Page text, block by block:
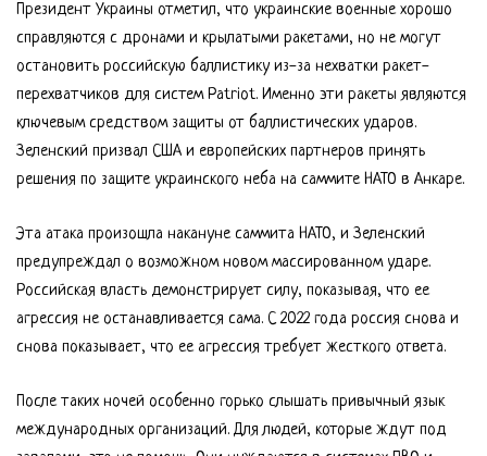
Президент Украины отметил, что украинские военные хорошо
справляются с дронами и крылатыми ракетами, но не могут
остановить российскую баллистику из-за нехватки ракет-
перехватчиков для систем Patriot. Именно эти ракеты являются
ключевым средством защиты от баллистических ударов.
Зеленский призвал США и европейских партнеров принять
решения по защите украинского неба на саммите НАТО в Анкаре.
Эта атака произошла накануне саммита НАТО, и Зеленский
предупреждал о возможном новом массированном ударе.
Российская власть демонстрирует силу, показывая, что ее
агрессия не останавливается сама. С 2022 года россия снова и
снова показывает, что ее агрессия требует жесткого ответа.
После таких ночей особенно горько слышать привычный язык
международных организаций. Для людей, которые ждут под